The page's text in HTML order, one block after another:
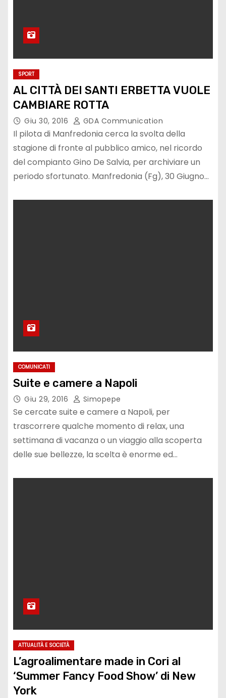
SPORT
AL CITTÀ DEI SANTI ERBETTA VUOLE
CAMBIARE ROTTA
Giu 30, 2016 GDA Communication
Il pilota di Manfredonia cerca la svolta della
stagione di fronte al pubblico amico, nel ricordo
del compianto Gino De Salvia, per archiviare un
periodo sfortunato. Manfredonia (Fg), 30 Giugno…
COMUNICATI
Suite e camere a Napoli
Giu 29, 2016 Simopepe
Se cercate suite e camere a Napoli, per
trascorrere qualche momento di relax, una
settimana di vacanza o un viaggio alla scoperta
delle sue bellezze, la scelta è enorme ed…
ATTUALITÀ E SOCIETÀ
L’agroalimentare made in Cori al
‘Summer Fancy Food Show’ di New
York